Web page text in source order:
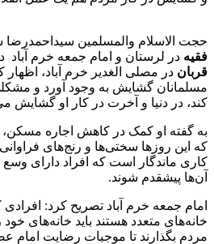
حجت الاسلام والمسلمین
فقیه در لرستان و امام جمعه خرم آباد
قربان در مصلی الغدیر خرم آباد،
مسلمانان گشایش به وجود آورد و
کند، در دنیا و آخرت در کار او گشایش
به گفته او کمک در کاهش اجاره
که این روز‌ها سختی‌ها و رنج‌های
کاری ماندگار است که افراد دارای وسع
آن‌ها پیشقدم شوند.
امام جمعه خرم آباد تصریح کرد:
خانه‌های متعدد هستند باید خانه‌های خود
مردم بگذارند تا موجبات رضایت امام